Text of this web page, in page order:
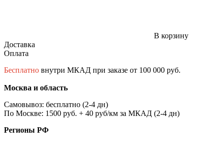
В корзину
Доставка
Оплата
Бесплатно внутри МКАД при заказе от 100 000 руб.
Москва и область
Самовывоз: бесплатно (2-4 дн)
По Москве: 1500 руб. + 40 руб/км за МКАД (2-4 дн)
Регионы РФ